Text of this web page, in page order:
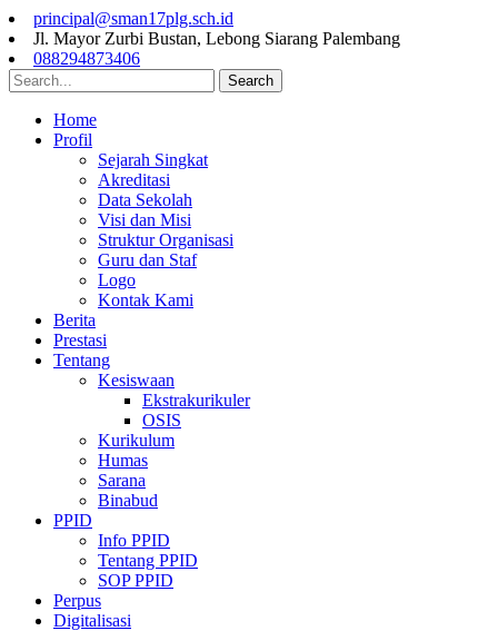
principal@sman17plg.sch.id
Jl. Mayor Zurbi Bustan, Lebong Siarang Palembang
088294873406
Search
Home
Profil
Sejarah Singkat
Akreditasi
Data Sekolah
Visi dan Misi
Struktur Organisasi
Guru dan Staf
Logo
Kontak Kami
Berita
Prestasi
Tentang
Kesiswaan
Ekstrakurikuler
OSIS
Kurikulum
Humas
Sarana
Binabud
PPID
Info PPID
Tentang PPID
SOP PPID
Perpus
Digitalisasi